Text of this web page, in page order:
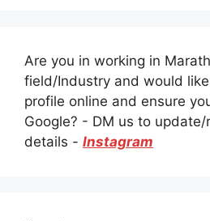
Are you in working in
field/Industry and would
profile online and ensure
Google? - DM us to
details - Instagram